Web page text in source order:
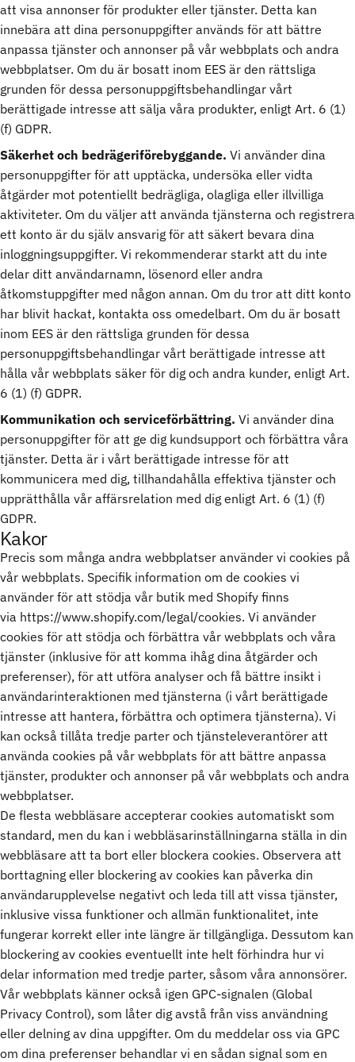
att visa annonser för produkter eller tjänster. Detta kan
innebära att dina personuppgifter används för att bättre
anpassa tjänster och annonser på vår webbplats och andra
webbplatser. Om du är bosatt inom EES är den rättsliga
grunden för dessa personuppgiftsbehandlingar vårt
berättigade intresse att sälja våra produkter, enligt Art. 6 (1)
(f) GDPR.
Säkerhet och bedrägeriförebyggande. Vi använder dina
personuppgifter för att upptäcka, undersöka eller vidta
åtgärder mot potentiellt bedrägliga, olagliga eller illvilliga
aktiviteter. Om du väljer att använda tjänsterna och registrera
ett konto är du själv ansvarig för att säkert bevara dina
inloggningsuppgifter. Vi rekommenderar starkt att du inte
delar ditt användarnamn, lösenord eller andra
åtkomstuppgifter med någon annan. Om du tror att ditt konto
har blivit hackat, kontakta oss omedelbart. Om du är bosatt
inom EES är den rättsliga grunden för dessa
personuppgiftsbehandlingar vårt berättigade intresse att
hålla vår webbplats säker för dig och andra kunder, enligt Art.
6 (1) (f) GDPR.
Kommunikation och serviceförbättring. Vi använder dina
personuppgifter för att ge dig kundsupport och förbättra våra
tjänster. Detta är i vårt berättigade intresse för att
kommunicera med dig, tillhandahålla effektiva tjänster och
upprätthålla vår affärsrelation med dig enligt Art. 6 (1) (f)
GDPR.
Kakor
Precis som många andra webbplatser använder vi cookies på
vår webbplats. Specifik information om de cookies vi
använder för att stödja vår butik med Shopify finns
via https://www.shopify.com/legal/cookies. Vi använder
cookies för att stödja och förbättra vår webbplats och våra
tjänster (inklusive för att komma ihåg dina åtgärder och
preferenser), för att utföra analyser och få bättre insikt i
användarinteraktionen med tjänsterna (i vårt berättigade
intresse att hantera, förbättra och optimera tjänsterna). Vi
kan också tillåta tredje parter och tjänsteleverantörer att
använda cookies på vår webbplats för att bättre anpassa
tjänster, produkter och annonser på vår webbplats och andra
webbplatser.
De flesta webbläsare accepterar cookies automatiskt som
standard, men du kan i webbläsarinställningarna ställa in din
webbläsare att ta bort eller blockera cookies. Observera att
borttagning eller blockering av cookies kan påverka din
användarupplevelse negativt och leda till att vissa tjänster,
inklusive vissa funktioner och allmän funktionalitet, inte
fungerar korrekt eller inte längre är tillgängliga. Dessutom kan
blockering av cookies eventuellt inte helt förhindra hur vi
delar information med tredje parter, såsom våra annonsörer.
Vår webbplats känner också igen GPC-signalen (Global
Privacy Control), som låter dig avstå från viss användning
eller delning av dina uppgifter. Om du meddelar oss via GPC
om dina preferenser behandlar vi en sådan signal som en